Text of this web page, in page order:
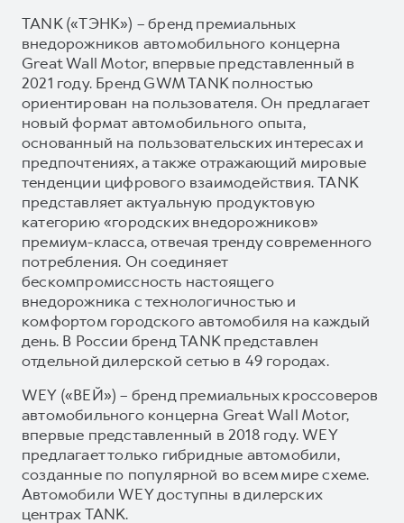
TANK («ТЭНК») – бренд премиальных
внедорожников автомобильного концерна
Great Wall Motor, впервые представленный в
2021 году. Бренд GWM TANK полностью
ориентирован на пользователя. Он предлагает
новый формат автомобильного опыта,
основанный на пользовательских интересах и
предпочтениях, а также отражающий мировые
тенденции цифрового взаимодействия. TANK
представляет актуальную продуктовую
категорию «городских внедорожников»
премиум-класса, отвечая тренду современного
потребления. Он соединяет
бескомпромиссность настоящего
внедорожника с технологичностью и
комфортом городского автомобиля на каждый
день. В России бренд TANK представлен
отдельной дилерской сетью в 49 городах.
WEY («ВЕЙ») – бренд премиальных кроссоверов
автомобильного концерна Great Wall Motor,
впервые представленный в 2018 году. WEY
предлагает только гибридные автомобили,
созданные по популярной во всем мире схеме.
Автомобили WEY доступны в дилерских
центрах TANK.